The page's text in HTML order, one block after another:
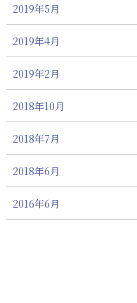
2019年5月
2019年4月
2019年2月
2018年10月
2018年7月
2018年6月
2016年6月